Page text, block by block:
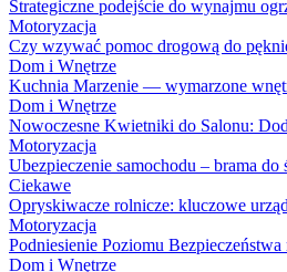
Strategiczne podejście do wynajmu
Motoryzacja
Czy wzywać pomoc drogową do
Dom i Wnętrze
Kuchnia Marzenie — wymarzone
Dom i Wnętrze
Nowoczesne Kwietniki do Salonu:
Motoryzacja
Ubezpieczenie samochodu – brama do
Ciekawe
Opryskiwacze rolnicze: kluczowe
Motoryzacja
Podniesienie Poziomu
Dom i Wnętrze